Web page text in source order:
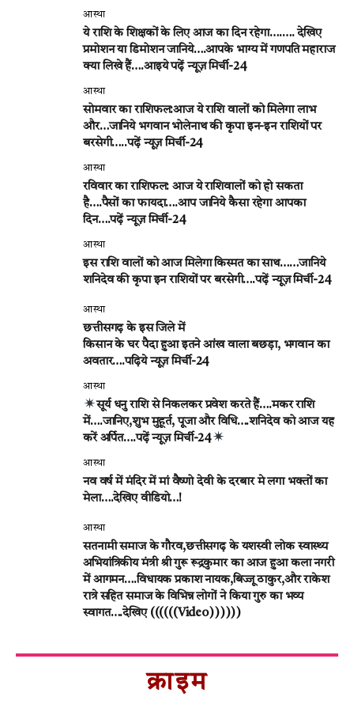
आस्था
ये राशि के शिक्षकों के लिए आज का दिन रहेगा….…. देखिए
प्रमोशन या डिमोशन जानिये….आपके भाग्य में गणपति महाराज
क्या लिखे हैं….आइये पढ़ें न्यूज़ मिर्ची-24
आस्था
सोमवार का राशिफल:आज ये राशि वालों को मिलेगा लाभ
और…जानिये भगवान भोलेनाथ की कृपा इन-इन राशियों पर
बरसेगी…..पढ़ें न्यूज़ मिर्ची-24
आस्था
रविवार का राशिफल: आज ये राशिवालों को हो सकता
है….पैसों का फायदा….आप जानिये कैसा रहेगा आपका
दिन….पढ़ें न्यूज़ मिर्ची-24
आस्था
इस राशि वालों को आज मिलेगा किस्मत का साथ……जानिये
शनिदेव की कृपा इन राशियों पर बरसेगी….पढ़ें न्यूज़ मिर्ची-24
आस्था
छत्तीसगढ़ के इस जिले में
किसान के घर पैदा हुआ इतने आंख वाला बछड़ा, भगवान का
अवतार….पढ़िये न्यूज़ मिर्ची-24
आस्था
सूर्य धनु राशि से निकलकर प्रवेश करते हैं….मकर राशि
में….जानिए,शुभ मुहूर्त, पूजा और विधि….शनिदेव को आज यह
करें अर्पित….पढ़ें न्यूज़ मिर्ची-24
आस्था
नव वर्ष में मंदिर में मां वैष्णो देवी के दरबार मे लगा भक्तों का
मेला….देखिए वीडियो…!
आस्था
सतनामी समाज के गौरव,छत्तीसगढ़ के यशस्वी लोक स्वास्थ्य
अभियांत्रिकीय मंत्री श्री गुरू रूद्रकुमार का आज हुआ कला नगरी
में आगमन….विधायक प्रकाश नायक,बिज्जू ठाकुर,और राकेश
रात्रे सहित समाज के विभिन्न लोगों ने किया गुरु का भव्य
स्वागत….देखिए ((((((Video))))))
क्राइम